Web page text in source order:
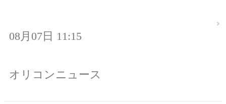
08月07日 11:15
オリコンニュース